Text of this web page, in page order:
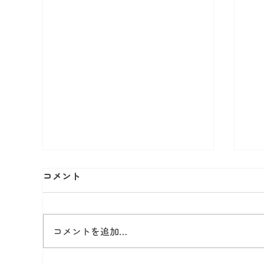
コメント
コメントを追加…